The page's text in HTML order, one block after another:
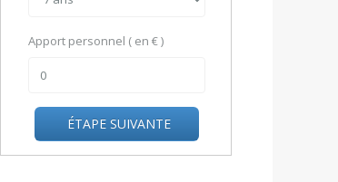
Apport personnel ( en € )
ÉTAPE SUIVANTE